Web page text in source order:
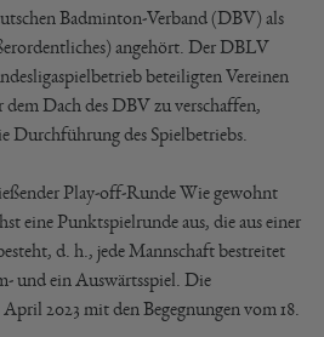
Badminton-Verband (DBV) als
angehört. Der DBLV
beteiligten Vereinen
Dach des DBV zu verschaffen,
Durchführung des Spielbetriebs.
Play-off-Runde Wie gewohnt
eine Punktspielrunde aus, die aus einer
d. h., jede Mannschaft bestreitet
und ein Auswärtsspiel. Die
2023 mit den Begegnungen vom 18.